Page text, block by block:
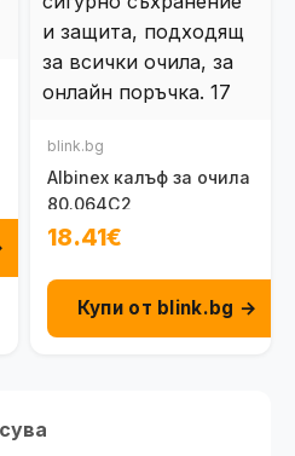
blink.bg
Albinex калъф за очила
80.064C2
18.41€
Купи от blink.bg →